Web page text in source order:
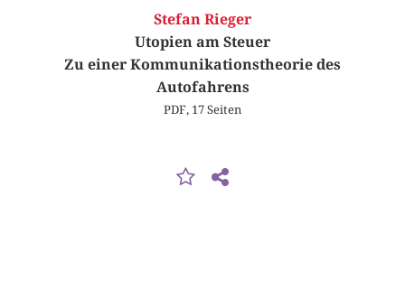
Stefan Rieger
Utopien am Steuer
Zu einer Kommunikationstheorie des
Autofahrens
PDF, 17 Seiten